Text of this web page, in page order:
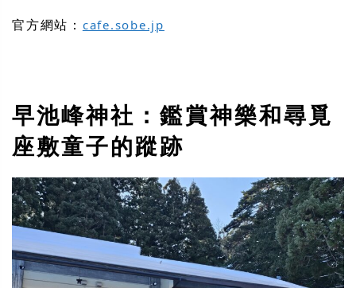
官方網站： cafe.sobe.jp
早池峰神社：鑑賞神樂和尋覓
座敷童子的蹤跡